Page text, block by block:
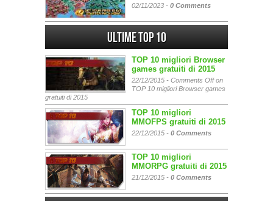
02/11/2023 - 0 Comments
Ultime Top 10
TOP 10 migliori Browser
games gratuiti di 2015
22/12/2015 - Comments Offon
TOP 10 migliori Browser games
gratuiti di 2015
TOP 10 migliori
MMOFPS gratuiti di 2015
22/12/2015 - 0 Comments
TOP 10 migliori
MMORPG gratuiti di 2015
21/12/2015 - 0 Comments